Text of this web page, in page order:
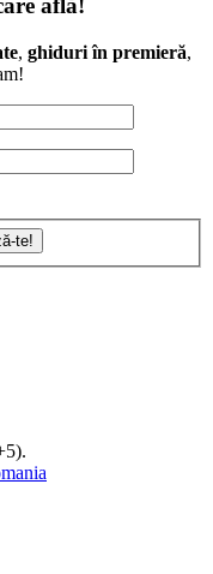
află!
, ghiduri în premieră,